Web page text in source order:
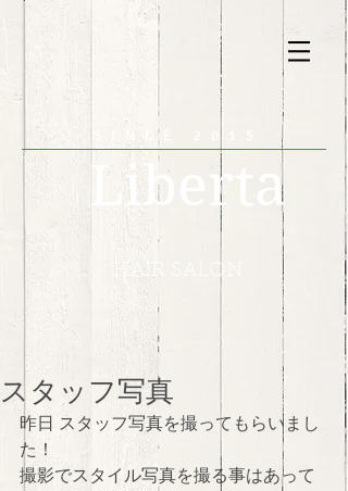
SINCE 2015
Liberta
HAIR SALON
スタッフ写真
昨日 スタッフ写真を撮ってもらいまし
た！
撮影でスタイル写真を撮る事はあって